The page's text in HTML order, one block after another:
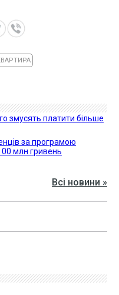
змусять платити більше
за програмою
млн гривень
Всі новини »